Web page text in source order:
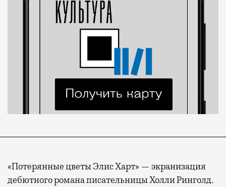
«Потерянные цветы Элис Харт» — экранизация
дебютного романа писательницы Холли Ринголд.